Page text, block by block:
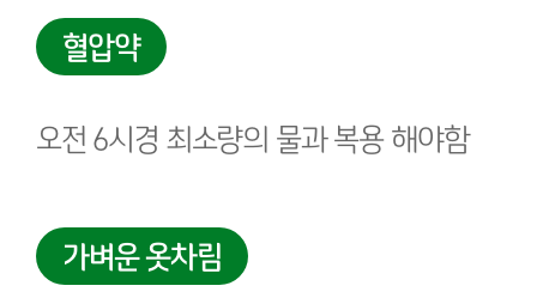
혈압약
오전 6시경 최소량의 물과 복용 해야함
가벼운 옷차림